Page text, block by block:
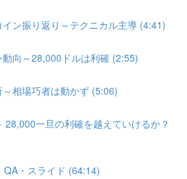
ン振り返り～テクニカル主導 (4:41)
向～28,000ドルは利確 (2:55)
相場巧者は動かず (5:06)
28,000一旦の利確を越えていけるか？
QA・スライド (64:14)